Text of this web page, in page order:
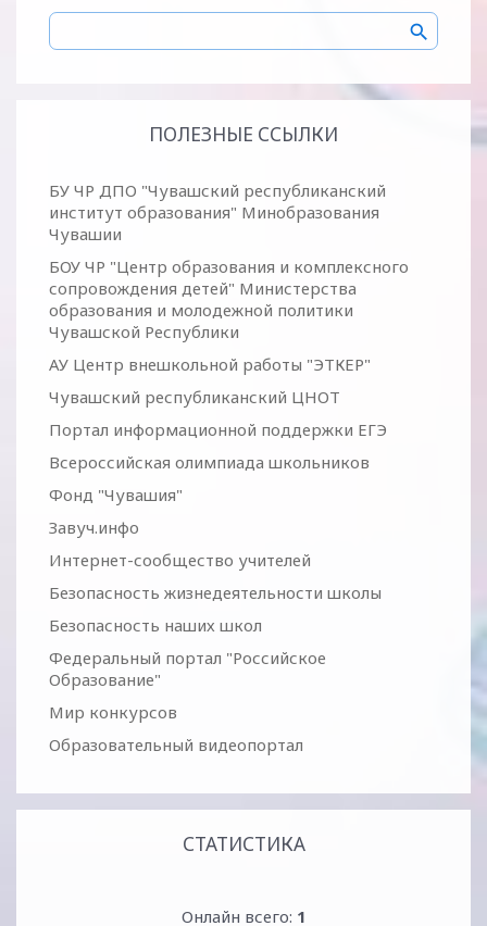
ПОЛЕЗНЫЕ ССЫЛКИ
БУ ЧР ДПО "Чувашский республиканский
институт образования" Минобразования
Чувашии
БОУ ЧР "Центр образования и комплексного
сопровождения детей" Министерства
образования и молодежной политики
Чувашской Республики
АУ Центр внешкольной работы "ЭТКЕР"
Чувашский республиканский ЦНОТ
Портал информационной поддержки ЕГЭ
Всероссийская олимпиада школьников
Фонд "Чувашия"
Завуч.инфо
Интернет-сообщество учителей
Безопасность жизнедеятельности школы
Безопасность наших школ
Федеральный портал "Российское
Образование"
Мир конкурсов
Образовательный видеопортал
СТАТИСТИКА
Онлайн всего: 1